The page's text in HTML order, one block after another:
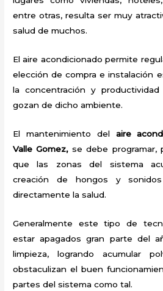
entre otras, resulta ser muy
salud de muchos.
El aire acondicionado permite
elección de compra e instalación
la concentración y
gozan de dicho ambiente.
El mantenimiento del aire
Valle Gomez,se debe programar,
que las zonas del sistema
creación de hongos y
directamente la salud.
Generalmente este tipo de
estar apagados gran parte del
limpieza, logrando acumular
obstaculizan el buen
partes del sistema como tal.